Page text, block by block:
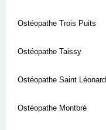
Ostéopathe Trois Puits
Ostéopathe Taissy
Ostéopathe Saint Léonard
Ostéopathe Montbré